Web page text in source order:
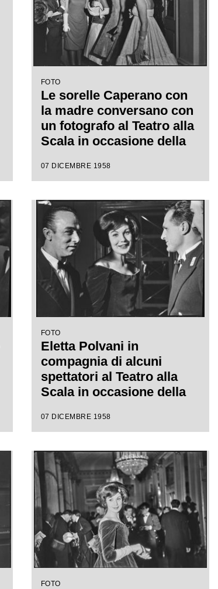
FOTO
Le sorelle Caperano con
la madre conversano con
un fotografo al Teatro alla
Scala in occasione della
stagione lirica 1958-1959
Giacomo Puccini, diretta
da Antonino Votto con la
regia di Margherita
Wallmann
07 DICEMBRE 1958
FOTO
Eletta Polvani in
compagnia di alcuni
spettatori al Teatro alla
Scala in occasione della
stagione lirica 1958-1959
Giacomo Puccini, diretta
da Antonino Votto con la
regia di Margherita
Wallmann
07 DICEMBRE 1958
FOTO